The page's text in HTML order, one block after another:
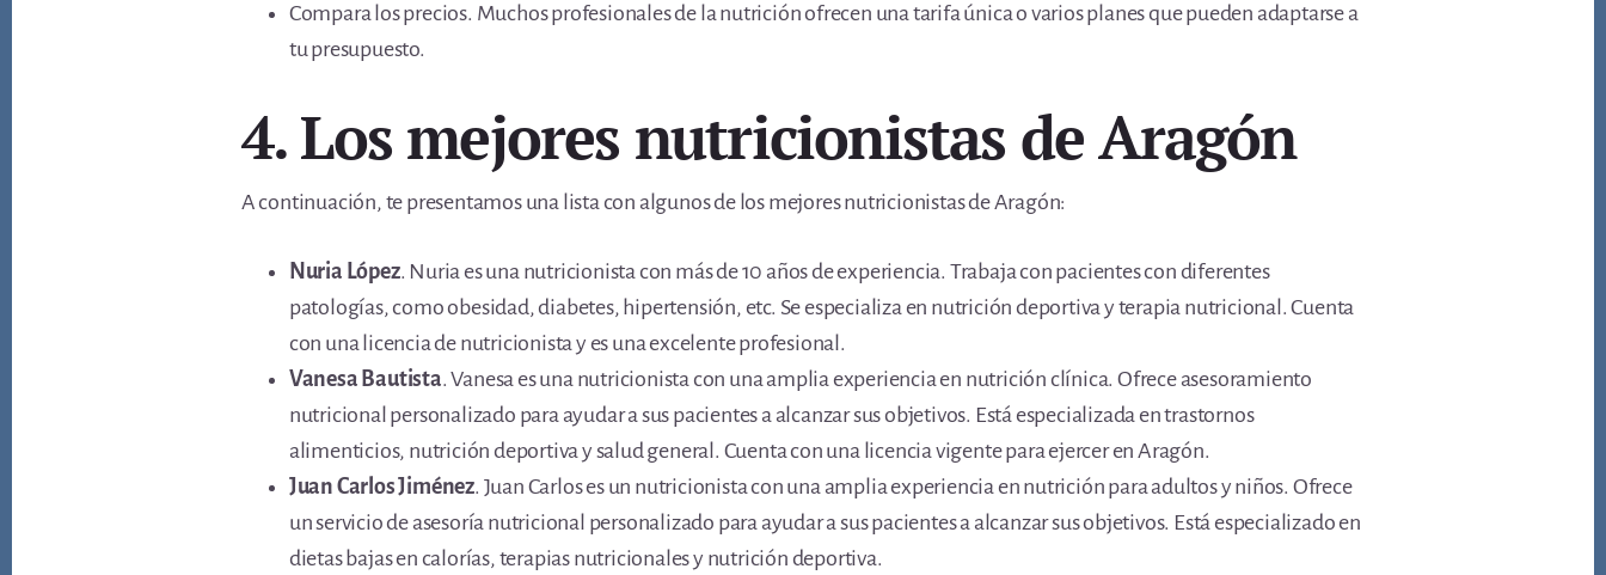
Compara los precios. Muchos profesionales de la nutrición ofrecen una tarifa única o varios planes que pueden adaptarse a
tu presupuesto.
4. Los mejores nutricionistas de Aragón
A continuación, te presentamos una lista con algunos de los mejores nutricionistas de Aragón:
Nuria López. Nuria es una nutricionista con más de 10 años de experiencia. Trabaja con pacientes con diferentes
patologías, como obesidad, diabetes, hipertensión, etc. Se especializa en nutrición deportiva y terapia nutricional. Cuenta
con una licencia de nutricionista y es una excelente profesional.
Vanesa Bautista. Vanesa es una nutricionista con una amplia experiencia en nutrición clínica. Ofrece asesoramiento
nutricional personalizado para ayudar a sus pacientes a alcanzar sus objetivos. Está especializada en trastornos
alimenticios, nutrición deportiva y salud general. Cuenta con una licencia vigente para ejercer en Aragón.
Juan Carlos Jiménez. Juan Carlos es un nutricionista con una amplia experiencia en nutrición para adultos y niños. Ofrece
un servicio de asesoría nutricional personalizado para ayudar a sus pacientes a alcanzar sus objetivos. Está especializado en
dietas bajas en calorías, terapias nutricionales y nutrición deportiva.